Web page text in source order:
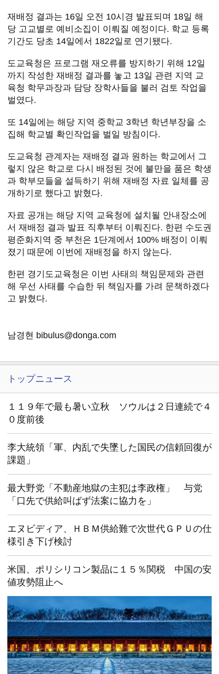
재배정 결과는 16일 오전 10시경 발표되며 18일 해
당 고교별로 예비소집이 이뤄질 예정이다. 학교 등록
기간도 당초 14일에서 1822일로 연기됐다.
도교육청은 프로그램 재오류를 방지하기 위해 12일
까지 작성한 재배정 결과를 놓고 13일 관련 지역 교
육청 학무과장과 담당 장학사들을 불러 검토 작업을
벌였다.
또 14일에는 해당 지역 중학교 3학년 학년부장을 소
집해 학교별 확인작업을 벌일 방침이다.
도교육청 관계자는 재배정 결과 원하는 학교에서 그
렇지 않은 학교로 다시 배정된 것에 불만을 품은 학생
과 학부모들을 설득하기 위해 재배정 자료 일체를 공
개하기로 했다고 밝혔다.
자료 공개는 해당 지역 교육청에 설치될 안내장소에
서 재배정 결과 발표 직후부터 이뤄진다. 한편 수도권
평준화지역 중 부천은 1단계에서 100% 배정이 이뤄
졌기 때문에 이번에 재배정을 하지 않는다.
한편 경기도교육청은 이번 사태의 책임문제와 관련
해 우선 사태를 수습한 뒤 책임자를 가려 문책하겠다
고 밝혔다.
남경현 bibulus@donga.com
トップニュース
１１９年で最も暑い立秋 ソウルは２日連続で４
０度前後
李大統領「軍、内乱で失墜した国民の信頼回復が
課題」
最大野党「不動産地獄の主犯は李政権」 与党
「口先で供給叫ばず法案に協力を」
エヌビディア、ＨＢＭ供給難で次世代ＧＰＵの仕
様引き下げ検討
米国、ポリシリコン製品に１５％関税 中国の安
値攻勢阻止へ